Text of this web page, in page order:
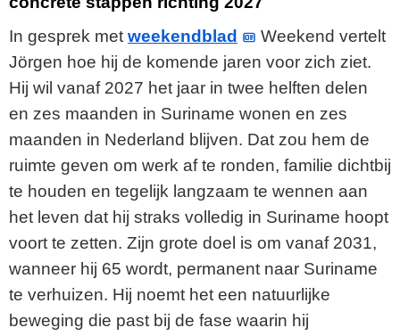
In gesprek met weekendblad
Weekend vertelt
Jörgen hoe hij de komende jaren voor zich ziet.
Hij wil vanaf 2027 het jaar in twee helften delen
en zes maanden in Suriname wonen en zes
maanden in Nederland blijven. Dat zou hem de
ruimte geven om werk af te ronden, familie dichtbij
te houden en tegelijk langzaam te wennen aan
het leven dat hij straks volledig in Suriname hoopt
voort te zetten. Zijn grote doel is om vanaf 2031,
wanneer hij 65 wordt, permanent naar Suriname
te verhuizen. Hij noemt het een natuurlijke
beweging die past bij de fase waarin hij